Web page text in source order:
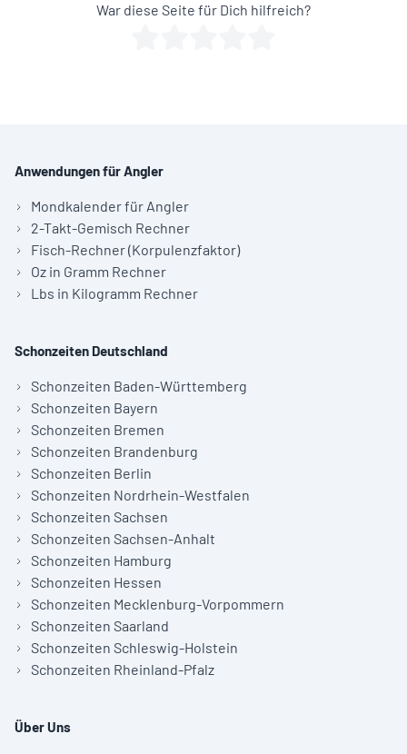
War diese Seite für Dich hilfreich?
Anwendungen für Angler
Mondkalender für Angler
2-Takt-Gemisch Rechner
Fisch-Rechner (Korpulenzfaktor)
Oz in Gramm Rechner
Lbs in Kilogramm Rechner
Schonzeiten Deutschland
Schonzeiten Baden-Württemberg
Schonzeiten Bayern
Schonzeiten Bremen
Schonzeiten Brandenburg
Schonzeiten Berlin
Schonzeiten Nordrhein-Westfalen
Schonzeiten Sachsen
Schonzeiten Sachsen-Anhalt
Schonzeiten Hamburg
Schonzeiten Hessen
Schonzeiten Mecklenburg-Vorpommern
Schonzeiten Saarland
Schonzeiten Schleswig-Holstein
Schonzeiten Rheinland-Pfalz
Über Uns